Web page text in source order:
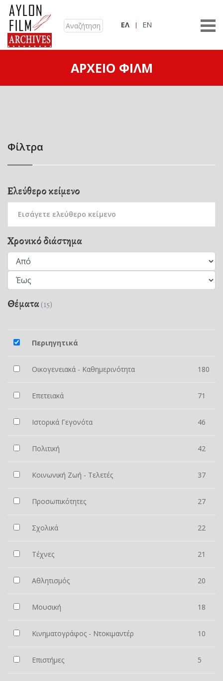
ΕΛ EN
ΑΡΧΕΊΟ ΦΙΛΜ
Φίλτρα
Ελεύθερο κείμενο
Χρονικό διάστημα
Θέματα(15)
Περιηγητικά
Οικογενειακά - Καθημερινότητα 180
Επετειακά 71
Ιστορικά Γεγονότα 46
Πολιτική 42
Κοινωνική Ζωή - Τελετές 37
Προσωπικότητες 27
Σχολικά 22
Τέχνες 21
Αθλητισμός 20
Μουσική 18
Κινηματογράφος - Ντοκιμαντέρ 10
Επιστήμες 5